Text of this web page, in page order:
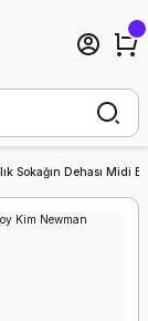
Sokağın Dehası Midi